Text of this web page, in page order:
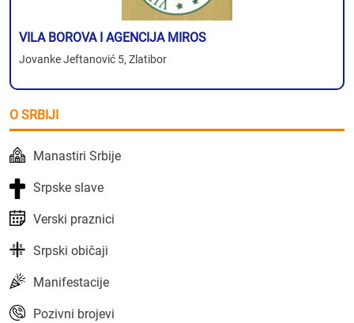
VILA BOROVA I AGENCIJA MIROS
Jovanke Jeftanović 5, Zlatibor
O SRBIJI
Manastiri Srbije
Srpske slave
Verski praznici
Srpski običaji
Manifestacije
Pozivni brojevi